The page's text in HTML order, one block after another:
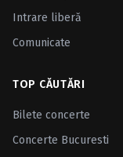
Intrare liberă
Comunicate
TOP CĂUTĂRI
Bilete concerte
Concerte Bucuresti